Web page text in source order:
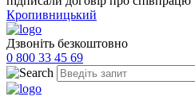
Кропивницький
Дзвоніть безкоштовно
0 800 33 45 69